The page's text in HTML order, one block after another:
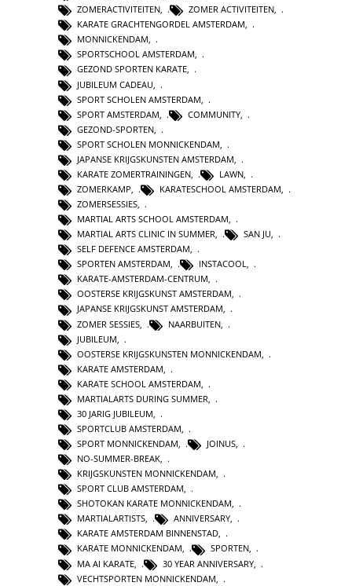
ZOMERACTIVITEITEN, ZOMER ACTIVITEITEN,
KARATE GRACHTENGORDEL AMSTERDAM,
MONNICKENDAM,
SPORTSCHOOL AMSTERDAM,
GEZOND SPORTEN KARATE,
JUBILEUM CADEAU
SPORT SCHOLEN AMSTERDAM
SPORT AMSTERDAM
COMMUNITY
GEZOND-SPORTEN
SPORT SCHOLEN MONNICKENDAM
JAPANSE KRIJGSKUNSTEN AMSTERDAM
KARATE ZOMERTRAININGEN
LAWN
ZOMERKAMP
KARATESCHOOL AMSTERDAM
ZOMERSESSIES,
MARTIAL ARTS SCHOOL AMSTERDAM,
MARTIAL ARTS CLINIC IN SUMMER, SAN JU,
SELF DEFENCE AMSTERDAM,
SPORTEN AMSTERDAM, INSTACOOL,
KARATE-AMSTERDAM-CENTRUM,
OOSTERSE KRIJGSKUNST AMSTERDAM,
JAPANSE KRIJGSKUNST AMSTERDAM,
ZOMER SESSIES
NAARBUITEN
JUBILEUM
OOSTERSE KRIJGSKUNSTEN MONNICKENDAM
KARATE AMSTERDAM
KARATE SCHOOL AMSTERDAM
MARTIALARTS DURING SUMMER
30 JARIG JUBILEUM
SPORTCLUB AMSTERDAM
SPORT MONNICKENDAM, JOINUS,
NO-SUMMER-BREAK,
KRIJGSKUNSTEN MONNICKENDAM,
SPORT CLUB AMSTERDAM,
SHOTOKAN KARATE MONNICKENDAM,
MARTIALARTISTS, ANNIVERSARY,
KARATE AMSTERDAM BINNENSTAD,
KARATE MONNICKENDAM, SPORTEN,
MA AI KARATE
30 YEAR ANNIVERSARY
VECHTSPORTEN MONNICKENDAM